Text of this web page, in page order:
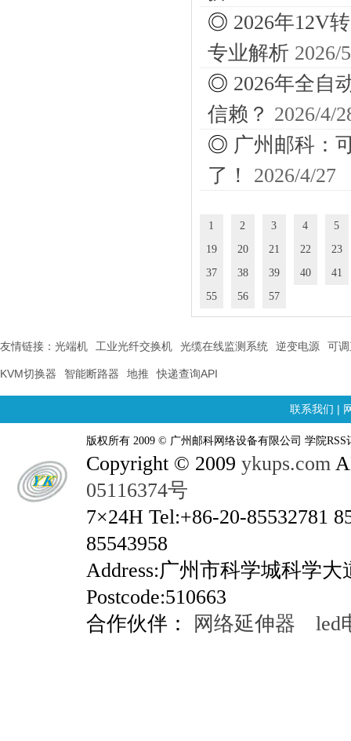
◎ 2026年12V
专业解析 2026/
◎ 2026年全自
信赖？ 2026/4/
◎ 广州邮科：
了！
2026/4/27
1 2 3 4
5
19
20 21 22
23
37
38 39 40
41
55
56 57
友情链接： 光端机 工业光纤交换机 光缆在线监测系统 逆变电源 可
KVM切换器 智能断路器 地推 快递查询API
联系我们 |
版权所有 2009 © 广州邮科网络设备有限公司 学院RSS
Copyright © 2009 ykups.com
05116374号
7×24H Tel:+86-20-85532781
85543958
Address:广州市科学城科学
Postcode:510663
合作伙伴：
网络延伸器 led